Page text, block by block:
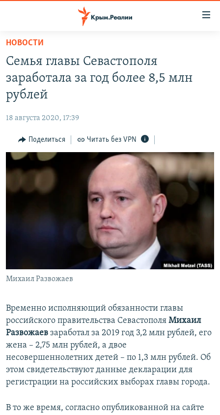
Вернуться
основному
содержанию
Вернутся
главной
навигации
Вернутся
поиску
СПЕЦПРОЕКТЫ
ГРУЗ 200
11 ЛЕТ ОККУПАЦИИ КРЫМА. 11 ИСТОРИЙ СОПРОТИВЛЕНИЯ
ВОДА
ЕЩЕ
ИНТЕРАКТИВ
ИНФОГРАФИКА
ТЕЛЕПРОЕКТ КРЫМ.РЕАЛИИ
СОВЕТЫ ПРАВОЗАЩИТНИКОВ
ПОБЕДИТЕЛЕЙ НЕ СУДЯТ?
УКРАИНСКАЯ ПРОБЛЕМА КРЫМА
РАДІО СВОБОДА
КАК ОБОЙТИ БЛОКИРОВКУ
Українською
НОВОСТИ
Семья главы Севастополя
заработала за год более 8,5 млн
рублей
18 августа 2020, 17:39
Поделиться Читать без VPN
Михаил Развожаев
Временно исполняющий обязанности главы
российского правительства Севастополя Михаил
Развожаев заработал за 2019 год 3,2 млн рублей, его
жена – 2,75 млн рублей, а двое
несовершеннолетних детей – по 1,3 млн рублей. Об
этом свидетельствуют данные декларации для
регистрации на российских выборах главы города.
В то же время, согласно опубликованной на сайте